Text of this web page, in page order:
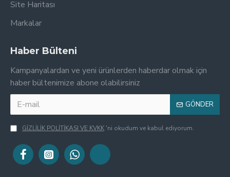
Site Haritası
Markalar
Haber Bülteni
Kampanyalardan ve yeni ürünlerden haberdar olmak için
haber bültenimize abone olabilirsiniz
GÖNDER
GİZLİLİK POLİTİKASI VE KVKK 'ni okudum ve kabul ediyorum.